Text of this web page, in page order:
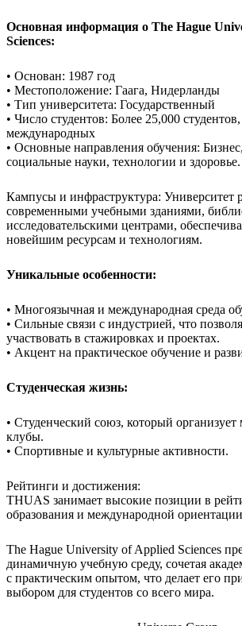
Основная информация о The Hague
Sciences:
• Основан: 1987 год
• Местоположение: Гаага, Нидерланды
• Тип университета: Государственный
• Число студентов: Более 25,000
международных
• Основные направления обучения:
социальные науки, технологии и здоровье.
Кампусы и инфраструктура: Университет
современными учебными зданиями,
исследовательскими центрами,
новейшим ресурсам и технологиям.
Уникальные особенности:
• Многоязычная и международная среда
• Сильные связи с индустрией, что
участвовать в стажировках и проектах.
• Акцент на практическое обучение и
Студенческая жизнь:
• Студенческий союз, который организует
клубы.
• Спортивные и культурные активности.
Рейтинги и достижения:
THUAS занимает высокие позиции в
образования и международной
The Hague University of Applied Sciences
динамичную учебную среду, сочетая
с практическим опытом, что делает его
выбором для студентов со всего мира.